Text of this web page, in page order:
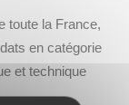
toute la France,
en catégorie
et technique